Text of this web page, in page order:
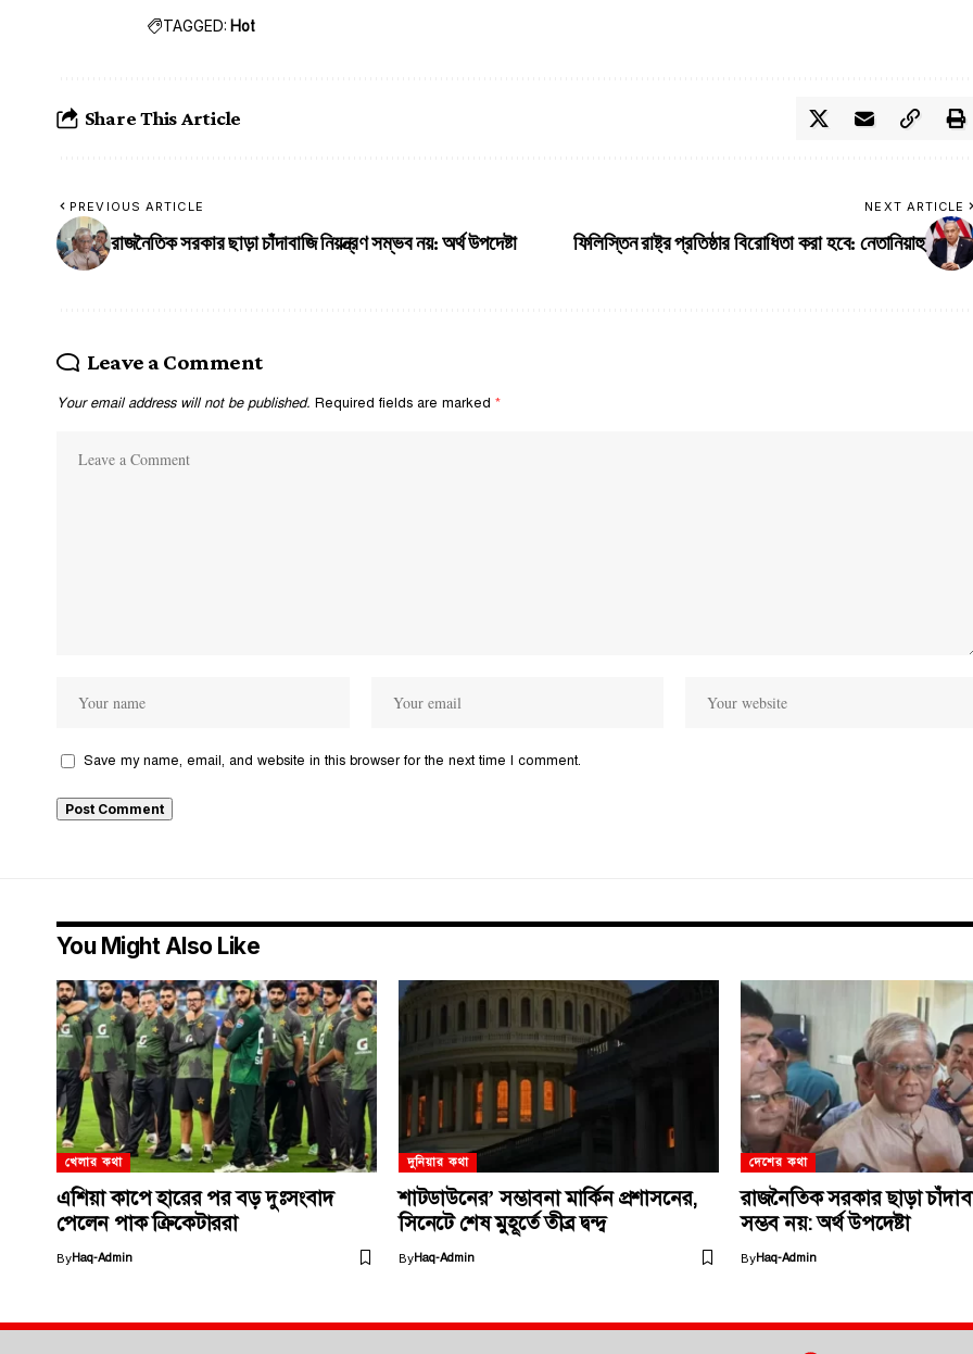
TAGGED: Hot
Share This Article
PREVIOUS ARTICLE
রাজনৈতিক সরকার ছাড়া চাঁদাবাজি নিয়ন্ত্রণ সম্ভব নয়: অর্থ উপদেষ্টা
NEXT ARTICLE
ফিলিস্তিন রাষ্ট্র প্রতিষ্ঠার বিরোধিতা করা হবে: নেতানিয়াহু
Leave a Comment
Your email address will not be published. Required fields are marked *
Save my name, email, and website in this browser for the next time I comment.
You Might Also Like
খেলার কথা
এশিয়া কাপে হারের পর বড় দুঃসংবাদ
পেলেন পাক ক্রিকেটাররা
ByHaq-Admin
দুনিয়ার কথা
শাটডাউনের’ সম্ভাবনা মার্কিন প্রশাসনের,
সিনেটে শেষ মুহূর্তে তীব্র দ্বন্দ্ব
ByHaq-Admin
দেশের কথা
রাজনৈতিক সরকার ছাড়া
সম্ভব নয়: অর্থ উপদেষ্টা
ByHaq-Admin